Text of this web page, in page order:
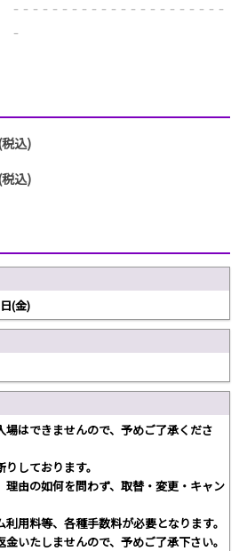
- - - - - - - - - - - - - - - - - - - - - -
-
込)
込)
(金)
はできませんので、予めご了承くださ
しております。
由の如何を問わず、取替・変更・キャン
用料等、各種手数料が必要となります。
いたしませんので、予めご了承下さい。